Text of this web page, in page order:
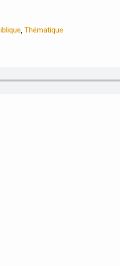
,Thématique